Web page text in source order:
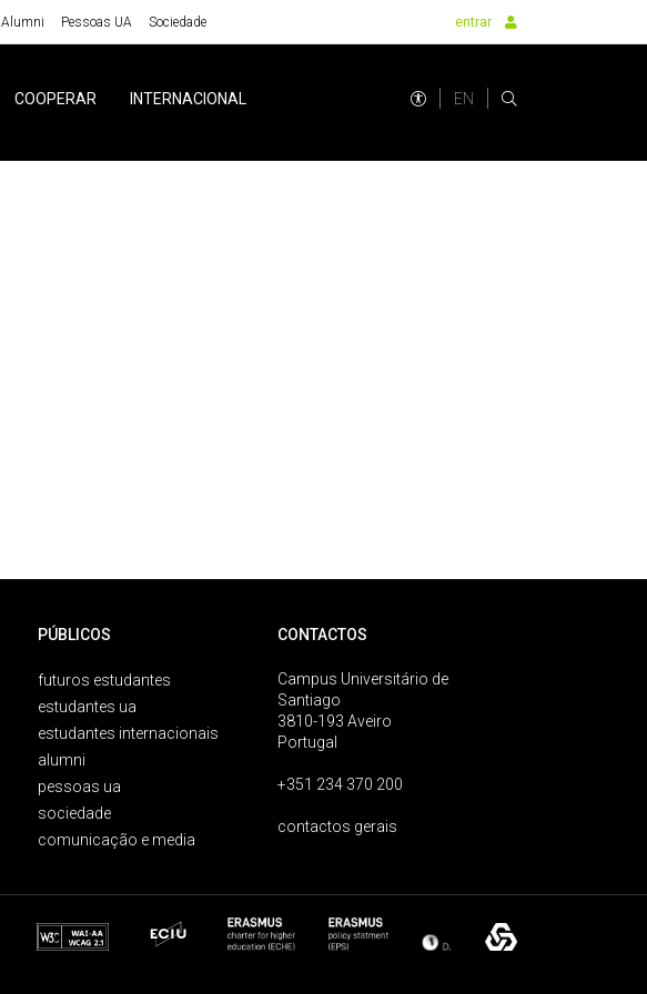
Alumni Pessoas UA Sociedade entrar
COOPERAR INTERNACIONAL EN
PÚBLICOS
futuros estudantes
estudantes ua
estudantes internacionais
alumni
pessoas ua
sociedade
comunicação e media
CONTACTOS
Campus Universitário de
Santiago
3810-193 Aveiro
Portugal
+351 234 370 200
contactos gerais